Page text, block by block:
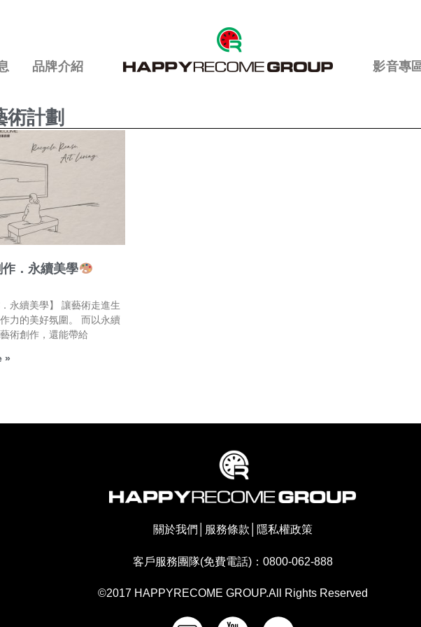
品牌介紹 影音專
術計劃
．永續美學
．永續美學】 讓藝術走進生
力的美好氛圍。 而以永續
術創作，還能帶給
»
關於我們 服務條款 隱私權政策
客戶服務團隊(免費電話)：0800-062-888
©2017 HAPPYRECOME GROUP.All Rights Reserved